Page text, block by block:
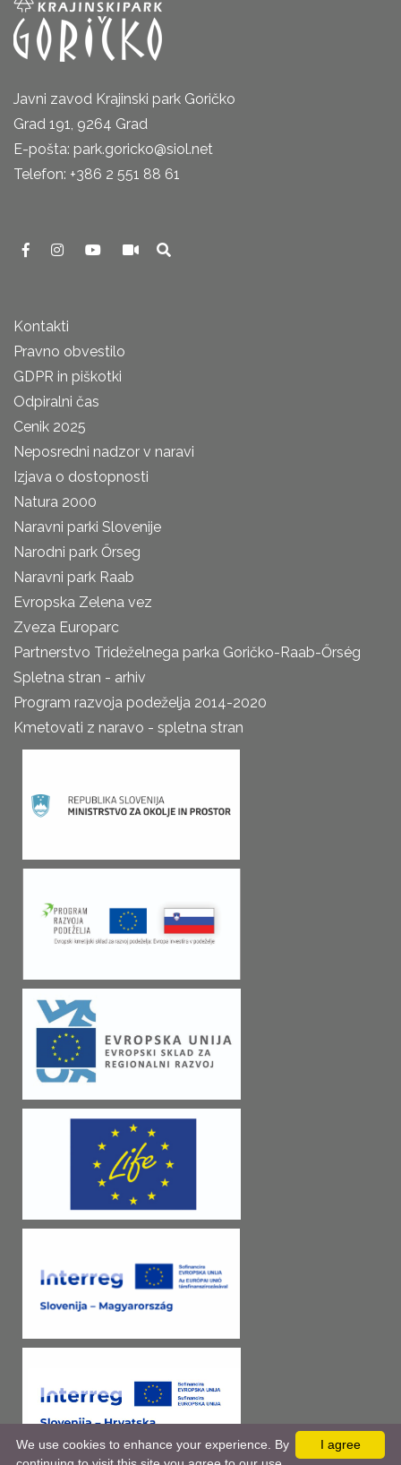
Javni zavod Krajinski park Goričko
Grad 191, 9264 Grad
E-pošta: park.goricko@siol.net
Telefon: +386 2 551 88 61
Kontakti
Pravno obvestilo
GDPR in piškotki
Odpiralni čas
Cenik 2025
Neposredni nadzor v naravi
Izjava o dostopnosti
Natura 2000
Naravni parki Slovenije
Narodni park Őrseg
Naravni park Raab
Evropska Zelena vez
Zveza Europarc
Partnerstvo Trideželnega parka Goričko-Raab-Őrség
Spletna stran - arhiv
Program razvoja podeželja 2014-2020
Kmetovati z naravo - spletna stran
I agree
We use cookies to enhance your experience. By